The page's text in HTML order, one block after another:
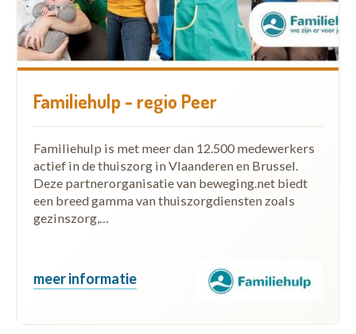
Familiehulp - regio Peer
Familiehulp is met meer dan 12.500 medewerkers
actief in de thuiszorg in Vlaanderen en Brussel.
Deze partnerorganisatie van beweging.net biedt
een breed gamma van thuiszorgdiensten zoals
gezinszorg,…
meer informatie